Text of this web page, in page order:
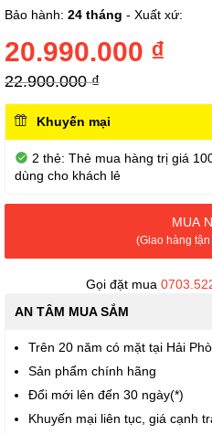
phần
của
thư
viện
ảnh
Bảo hành: 24 tháng - Xuất xứ:
20.990.000 ₫
22.900.000 ₫
Khuyến mại
2 thẻ: Thẻ mua hàng trị giá
dùng cho khách lẻ
MUA
(Giao hàng
Gọi đặt mua
AN TÂM MUA SẮM
Trên 20 năm có mặt tại Hải
Sản phẩm chính hãng
Đổi mới lên đến 30 ngày(*)
Khuyến mại liên tục, giá cạnh